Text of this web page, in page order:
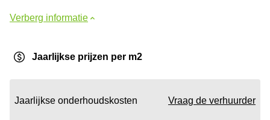
Verberg informatie
Jaarlijkse prijzen per m2
Jaarlijkse onderhoudskosten Vraag de verhuurder